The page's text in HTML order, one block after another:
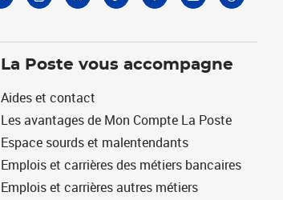
La Poste vous accompagne
Aides et contact
Les avantages de Mon Compte La Poste
Espace sourds et malentendants
Emplois et carrières des métiers bancaires
Emplois et carrières autres métiers